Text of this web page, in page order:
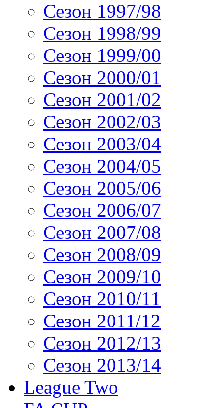
Сезон 1997/98
Сезон 1998/99
Сезон 1999/00
Сезон 2000/01
Сезон 2001/02
Сезон 2002/03
Сезон 2003/04
Сезон 2004/05
Сезон 2005/06
Сезон 2006/07
Сезон 2007/08
Сезон 2008/09
Сезон 2009/10
Сезон 2010/11
Сезон 2011/12
Сезон 2012/13
Сезон 2013/14
League Two